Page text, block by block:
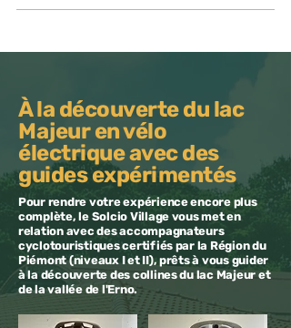
À la découverte du lac
Majeur en vélo
électrique avec des
guides expérimentés
Pour rendre votre expérience encore plus
complète, le Solcio Village vous met en
relation avec des accompagnateurs
cyclotouristiques certifiés par la Région du
Piémont (niveaux I et II), prêts à vous guider
à la découverte des collines du lac Majeur et
de la vallée de l'Erno.